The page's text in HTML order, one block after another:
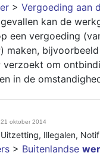
> Vergoeding aan
kan de
een vergoeding
) maken,
verzoekt om
in de
21 oktober 2014
Uitzetting, Illegalen,
> Buitenlandse